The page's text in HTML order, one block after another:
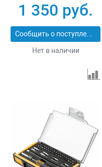
1 350 руб.
Сообщить о поступлении
Нет в наличии